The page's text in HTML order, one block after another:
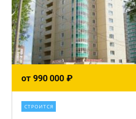
от 990 000 ₽
СТРОИТСЯ